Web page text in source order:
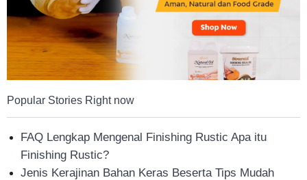
Lama
Popular Stories Right now
FAQ Lengkap Mengenal Finishing Rustic Apa itu
Finishing Rustic?
Jenis Kerajinan Bahan Keras Beserta Tips Mudah